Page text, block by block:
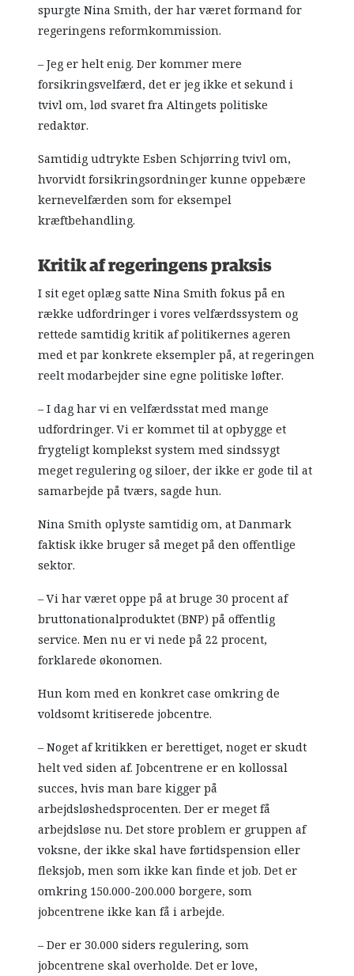
spurgte Nina Smith, der har været formand for
regeringens reformkommission.
– Jeg er helt enig. Der kommer mere
forsikringsvelfærd, det er jeg ikke et sekund i
tvivl om, lød svaret fra Altingets politiske
redaktør.
Samtidig udtrykte Esben Schjørring tvivl om,
hvorvidt forsikringsordninger kunne oppebære
kernevelfærden som for eksempel
kræftbehandling.
Kritik af regeringens praksis
I sit eget oplæg satte Nina Smith fokus på en
række udfordringer i vores velfærdssystem og
rettede samtidig kritik af politikernes ageren
med et par konkrete eksempler på, at regeringen
reelt modarbejder sine egne politiske løfter.
– I dag har vi en velfærdsstat med mange
udfordringer. Vi er kommet til at opbygge et
frygteligt komplekst system med sindssygt
meget regulering og siloer, der ikke er gode til at
samarbejde på tværs, sagde hun.
Nina Smith oplyste samtidig om, at Danmark
faktisk ikke bruger så meget på den offentlige
sektor.
– Vi har været oppe på at bruge 30 procent af
bruttonationalproduktet (BNP) på offentlig
service. Men nu er vi nede på 22 procent,
forklarede økonomen.
Hun kom med en konkret case omkring de
voldsomt kritiserede jobcentre.
– Noget af kritikken er berettiget, noget er skudt
helt ved siden af. Jobcentrene er en kollossal
succes, hvis man bare kigger på
arbejdsløshedsprocenten. Der er meget få
arbejdsløse nu. Det store problem er gruppen af
voksne, der ikke skal have førtidspension eller
fleksjob, men som ikke kan finde et job. Det er
omkring 150.000-200.000 borgere, som
jobcentrene ikke kan få i arbejde.
– Der er 30.000 siders regulering, som
jobcentrene skal overholde. Det er love,